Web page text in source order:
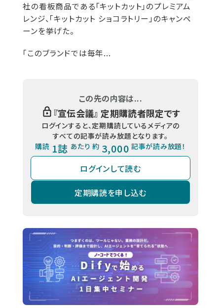
社の看板商品である「キットカット」のプレミアム
レンジ、「キットカット ショコラトリー」のキャンペ
ーンを挙げた。
「このブランドでは毎年...
この先の内容は...
『宣伝会議』 定期購読者限定です
ログインすると、定期購読しているメディアの
すべての記事が読み放題となります。
購読 1誌 あたり 約 3,000 記事が読み放題！
ログインして読む
定期購読を申し込む